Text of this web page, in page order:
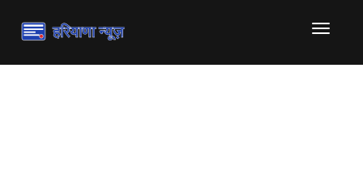
टॉगल
संचालित